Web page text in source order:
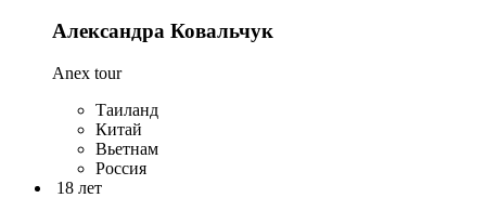
Александра Ковальчук
Anex tour
Таиланд
Китай
Вьетнам
Россия
18 лет